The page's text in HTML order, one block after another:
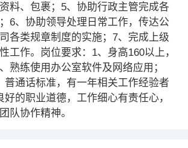
料、包裹；5、协助行政主管完成各
6、协助领导处理日常工作，传达公
各类规章制度的实施；7、完成上级
工作。岗位要求：1、身高160以上，
熟练使用办公室软件及网络应用；
普通话标准，有一年相关工作经验者
的职业道德，工作细心有责任心，
队协作精神。